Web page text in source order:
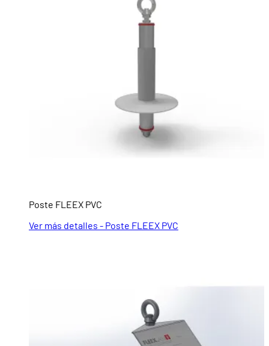
Poste FLEEX PVC
Ver más detalles - Poste FLEEX PVC